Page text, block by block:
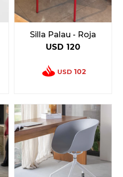
Silla Palau - Roja
USD 120
USD 102